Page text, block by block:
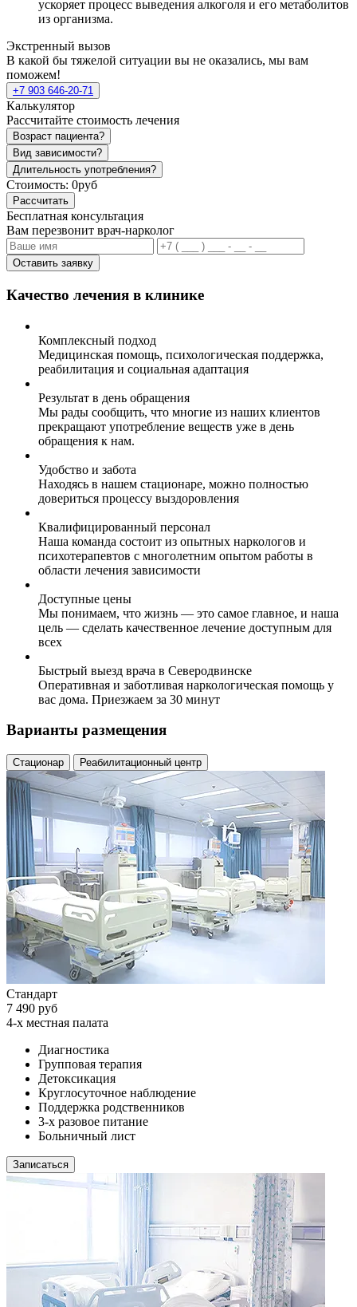
ускоряет процесс выведения алкоголя и его метаболитов
из организма.
Экстренный вызов
В какой бы тяжелой ситуации вы не оказались, мы вам
поможем!
+7 903 646-20-71
Калькулятор
Рассчитайте стоимость лечения
Возраст пациента?
Вид зависимости?
Длительность употребления?
Стоимость: 0руб
Рассчитать
Бесплатная консультация
Вам перезвонит врач-нарколог
Оставить заявку
Качество лечения в клинике
Комплексный подход
Медицинская помощь, психологическая поддержка,
реабилитация и социальная адаптация
Результат в день обращения
Мы рады сообщить, что многие из наших клиентов
прекращают употребление веществ уже в день
обращения к нам.
Удобство и забота
Находясь в нашем стационаре, можно полностью
довериться процессу выздоровления
Квалифицированный персонал
Наша команда состоит из опытных наркологов и
психотерапевтов с многолетним опытом работы в
области лечения зависимости
Доступные цены
Мы понимаем, что жизнь — это самое главное, и наша
цель — сделать качественное лечение доступным для
всех
Быстрый выезд врача в Северодвинске
Оперативная и заботливая наркологическая помощь у
вас дома. Приезжаем за 30 минут
Варианты размещения
Стационар Реабилитационный центр
Стандарт
7 490 руб
4-х местная палата
Диагностика
Групповая терапия
Детоксикация
Круглосуточное наблюдение
Поддержка родственников
3-х разовое питание
Больничный лист
Записаться